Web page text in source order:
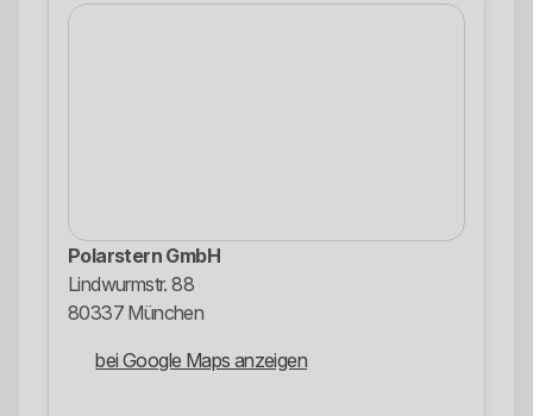
Polarstern GmbH
Lindwurmstr. 88
80337 München
bei Google Maps anzeigen